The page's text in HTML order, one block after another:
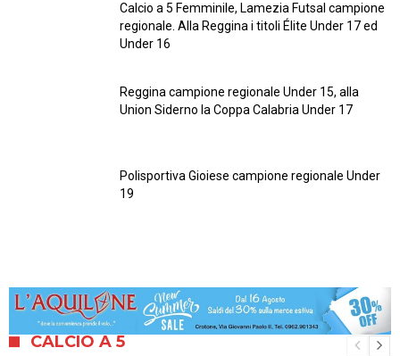
Calcio a 5 Femminile, Lamezia Futsal campione
regionale. Alla Reggina i titoli Élite Under 17 ed
Under 16
Reggina campione regionale Under 15, alla
Union Siderno la Coppa Calabria Under 17
Polisportiva Gioiese campione regionale Under
19
CALCIO A 5